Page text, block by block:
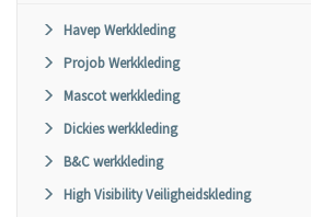
Havep Werkkleding
Projob Werkkleding
Mascot werkkleding
Dickies werkkleding
B&C werkkleding
High Visibility Veiligheidskleding